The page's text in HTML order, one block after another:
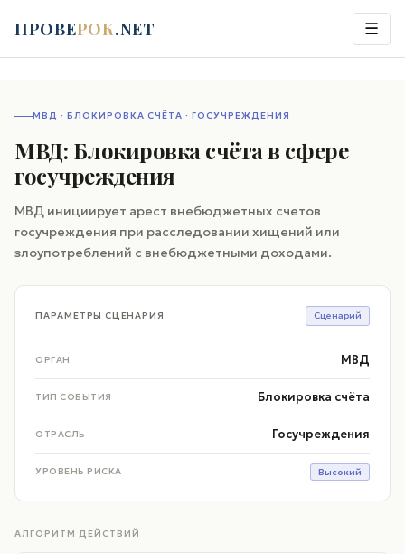
ПРОВЕРОК.NET ☰
МВД · БЛОКИРОВКА СЧЁТА · ГОСУЧРЕЖДЕНИЯ
МВД: Блокировка счёта в сфере
госучреждения
МВД инициирует арест внебюджетных счетов
госучреждения при расследовании хищений или
злоупотреблений с внебюджетными доходами.
ПАРАМЕТРЫ СЦЕНАРИЯ Сценарий
ОРГАН МВД
ТИП СОБЫТИЯ Блокировка счёта
ОТРАСЛЬ Госучреждения
УРОВЕНЬ РИСКА Высокий
АЛГОРИТМ ДЕЙСТВИЙ